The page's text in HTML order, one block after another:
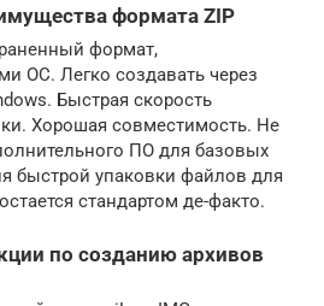
формата ZIP
формат,
ОС. Легко создавать через
Быстрая скорость
Хорошая совместимость. Не
ПО для базовых
быстрой упаковки файлов для
стандартом де-факто.
по созданию архивов